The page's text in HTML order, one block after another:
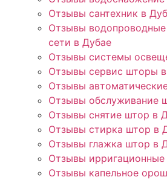
Отзывы сантехник в
Отзывы
сети в Дубае
Отзывы системы
Отзывы сервис шторы
Отзывы
Отзывы обслуживание
Отзывы снятие штор в
Отзывы стирка штор в
Отзывы глажка штор в
Отзывы
Отзывы капельное